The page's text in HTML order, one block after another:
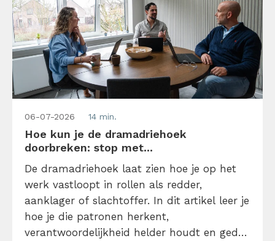
06-07-2026 14 min.
Hoe kun je de dramadriehoek
doorbreken: stop met...
De dramadriehoek laat zien hoe je op het
werk vastloopt in rollen als redder,
aanklager of slachtoffer. In dit artikel leer je
hoe je die patronen herkent,
verantwoordelijkheid helder houdt en gedoe